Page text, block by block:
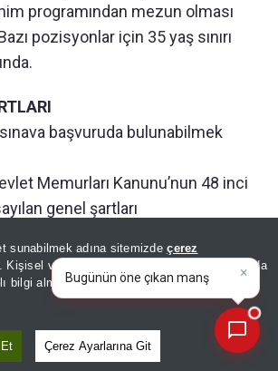
sunabilmek adına sitemizdeçerez
Kişisel verileriniz, KVKK ve GDPR kapsamında
bilgi almak içinAydınlatma Metnimizi
Çerez Ayarlarına Git
programından mezun olması
pozisyonlar için 35 yaş sınırı
başvuruda bulunabilmek
Memurları Kanunu’nun 48 inci
genel şartları
öğrenim programlarından
Kurulunca
bölüm mezunları ile eşdeğer
karar verilen yurt içindeki
ile denklik belgesi
×
Bugünün öne çıkan manşetleri
ve gelişmeleri neler?|